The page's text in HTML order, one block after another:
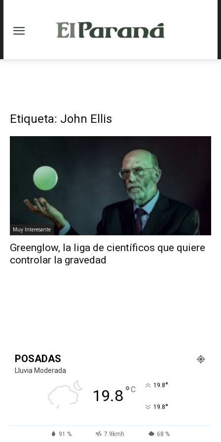
Etiqueta: John Ellis
Muy Interesante
Greenglow, la liga de científicos que quiere
controlar la gravedad
POSADAS
Lluvia Moderada
19.8°C 19.8°
19.8°
91 % 7.9kmh 68 %